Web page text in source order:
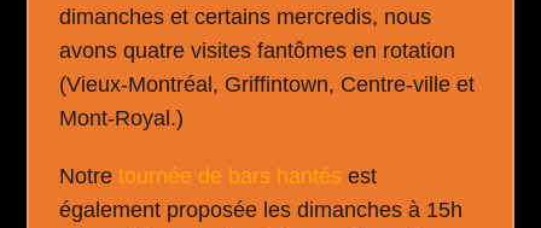
dimanches et certains mercredis, nous
avons quatre visites fantômes en rotation
(Vieux-Montréal, Griffintown, Centre-ville et
Mont-Royal.)
Notretournée de bars hantés est
également proposée les dimanches à 15h